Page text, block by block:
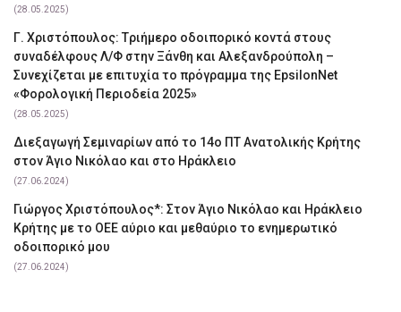
(28.05.2025)
Γ. Χριστόπουλος: Tριήμερο οδοιπορικό κοντά στους
συναδέλφους Λ/Φ στην Ξάνθη και Αλεξανδρούπολη –
Συνεχίζεται με επιτυχία το πρόγραμμα της EpsilonNet
«Φορολογική Περιοδεία 2025»
(28.05.2025)
Διεξαγωγή Σεμιναρίων από το 14ο ΠΤ Ανατολικής Κρήτης
στον Άγιο Νικόλαο και στο Ηράκλειο
(27.06.2024)
Γιώργος Χριστόπουλος*: Στον Άγιο Νικόλαο και Ηράκλειο
Κρήτης με το ΟΕΕ αύριο και μεθαύριο το ενημερωτικό
οδοιπορικό μου
(27.06.2024)